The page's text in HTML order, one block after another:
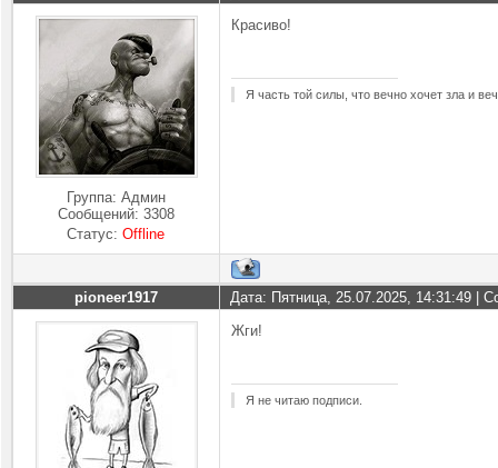
Группа: Админ
Сообщений: 3308
Статус:Offline
Красиво!
Я часть той силы, что вечно хочет зла и
pioneer1917
Дата: Пятница, 25.07.2025, 14:31:49 |
Жги!
Я не читаю подписи.